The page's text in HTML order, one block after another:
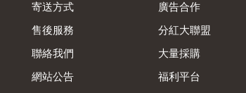
寄送方式
售後服務
聯絡我們
網站公告
廣告合作
分紅大聯盟
大量採購
福利平台